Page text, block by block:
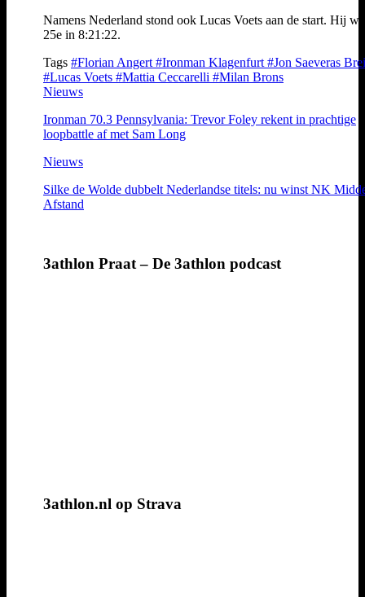
Namens Nederland stond ook Lucas Voets aan de start. Hij
25e in 8:21:22.
Tags #Florian Angert #Ironman Klagenfurt #Jon Saeveras
#Lucas Voets #Mattia Ceccarelli #Milan Brons
Nieuws
Ironman 70.3 Pennsylvania: Trevor Foley rekent in prachtige
loopbattle af met Sam Long
Nieuws
Silke de Wolde dubbelt Nederlandse titels: nu winst NK
Afstand
3athlon Praat – De 3athlon podcast
3athlon.nl op Strava